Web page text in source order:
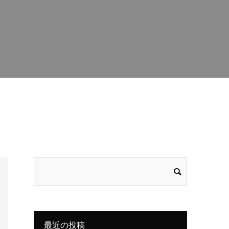
最近の投稿